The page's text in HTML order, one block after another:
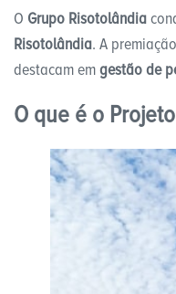
O Grupo Risotolândia
Risotolândia. A
destacam emgestão de
O que é o